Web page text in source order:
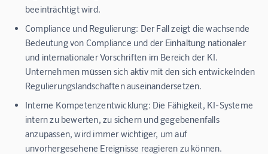
beeinträchtigt wird.
Compliance und Regulierung: Der Fall zeigt die wachsende
Bedeutung von Compliance und der Einhaltung nationaler
und internationaler Vorschriften im Bereich der KI.
Unternehmen müssen sich aktiv mit den sich entwickelnden
Regulierungslandschaften auseinandersetzen.
Interne Kompetenzentwicklung: Die Fähigkeit, KI-Systeme
intern zu bewerten, zu sichern und gegebenenfalls
anzupassen, wird immer wichtiger, um auf
unvorhergesehene Ereignisse reagieren zu können.